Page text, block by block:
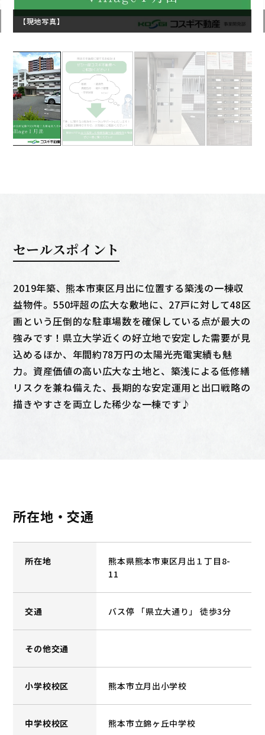
【現地写真】
セールスポイント
2019年築、熊本市東区月出に位置する築浅の一棟収
益物件。550坪超の広大な敷地に、27戸に対して48区
画という圧倒的な駐車場数を確保している点が最大の
強みです！県立大学近くの好立地で安定した需要が見
込めるほか、年間約78万円の太陽光売電実績も魅
力。資産価値の高い広大な土地と、築浅による低修繕
リスクを兼ね備えた、長期的な安定運用と出口戦略の
描きやすさを両立した稀少な一棟です♪
所在地・交通
所在地
熊本県熊本市東区月出１丁目8-
11
交通 バス停 「県立大通り」 徒歩3分
その他交通
小学校校区 熊本市立月出小学校
中学校校区 熊本市立錦ヶ丘中学校